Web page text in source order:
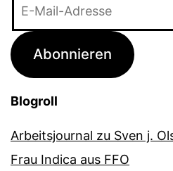
Adresse
Abonnieren
Blogroll
Arbeitsjournal zu Sven j.
Frau Indica aus FFO